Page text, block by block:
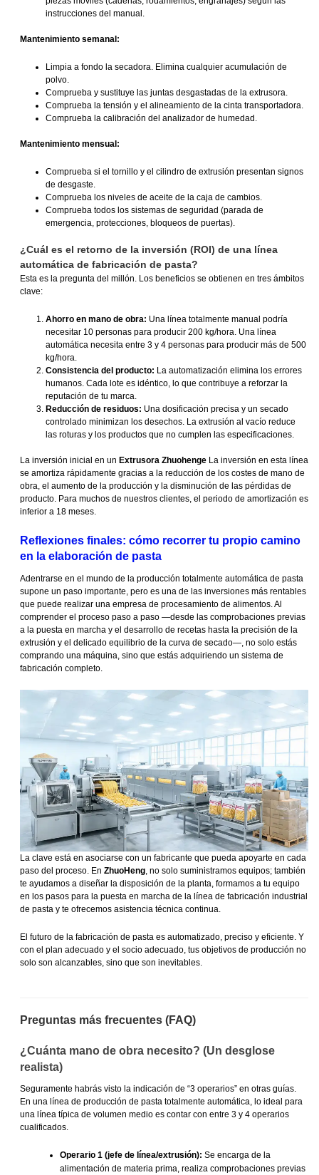
instrucciones del manual.
Mantenimiento semanal:
Limpia a fondo la secadora. Elimina cualquier acumulación de
polvo.
Comprueba y sustituye las juntas desgastadas de la extrusora.
Comprueba la tensión y el alineamiento de la cinta transportadora.
Comprueba la calibración del analizador de humedad.
Mantenimiento mensual:
Comprueba si el tornillo y el cilindro de extrusión presentan signos
de desgaste.
Comprueba los niveles de aceite de la caja de cambios.
Comprueba todos los sistemas de seguridad (parada de
emergencia, protecciones, bloqueos de puertas).
¿Cuál es el retorno de la inversión (ROI) de una línea
automática de fabricación de pasta?
Esta es la pregunta del millón. Los beneficios se obtienen en tres ámbitos
clave:
Ahorro en mano de obra: Una línea totalmente manual podría
necesitar 10 personas para producir 200 kg/hora. Una línea
automática necesita entre 3 y 4 personas para producir más de 500
kg/hora.
Consistencia del producto: La automatización elimina los errores
humanos. Cada lote es idéntico, lo que contribuye a reforzar la
reputación de tu marca.
Reducción de residuos: Una dosificación precisa y un secado
controlado minimizan los desechos. La extrusión al vacío reduce
las roturas y los productos que no cumplen las especificaciones.
La inversión inicial en un Extrusora ZhuohengeLa inversión en esta línea
se amortiza rápidamente gracias a la reducción de los costes de mano de
obra, el aumento de la producción y la disminución de las pérdidas de
producto. Para muchos de nuestros clientes, el periodo de amortización es
inferior a 18 meses.
Reflexiones finales: cómo recorrer tu propio camino
en la elaboración de pasta
Adentrarse en el mundo de la producción totalmente automática de pasta
supone un paso importante, pero es una de las inversiones más rentables
que puede realizar una empresa de procesamiento de alimentos. Al
comprender el proceso paso a paso —desde las comprobaciones previas
a la puesta en marcha y el desarrollo de recetas hasta la precisión de la
extrusión y el delicado equilibrio de la curva de secado—, no solo estás
comprando una máquina, sino que estás adquiriendo un sistema de
fabricación completo.
La clave está en asociarse con un fabricante que pueda apoyarte en cada
paso del proceso. En ZhuoHeng, no solo suministramos equipos; también
te ayudamos a diseñar la disposición de la planta, formamos a tu equipo
en los pasos para la puesta en marcha de la línea de fabricación industrial
de pasta y te ofrecemos asistencia técnica continua.
El futuro de la fabricación de pasta es automatizado, preciso y eficiente. Y
con el plan adecuado y el socio adecuado, tus objetivos de producción no
solo son alcanzables, sino que son inevitables.
Preguntas más frecuentes (FAQ)
¿Cuánta mano de obra necesito? (Un desglose
realista)
Seguramente habrás visto la indicación de “3 operarios” en otras guías.
En una línea de producción de pasta totalmente automática, lo ideal para
una línea típica de volumen medio es contar con entre 3 y 4 operarios
cualificados.
Operario 1 (jefe de línea/extrusión): Se encarga de la
alimentación de materia prima, realiza comprobaciones previas